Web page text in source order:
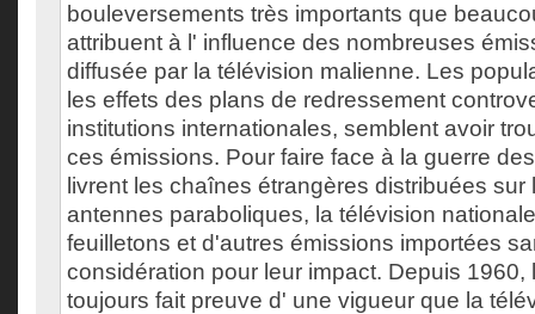
bouleversements très importants que
attribuent à l' influence des nombreuses
diffusée par la télévision malienne. Les
les effets des plans de redressement
institutions internationales, semblent avoir
ces émissions. Pour faire face à la guerre
livrent les chaînes étrangères distribuées sur
antennes paraboliques, la télévision
feuilletons et d'autres émissions importées
considération pour leur impact. Depuis 1960,
toujours fait preuve d' une vigueur que la